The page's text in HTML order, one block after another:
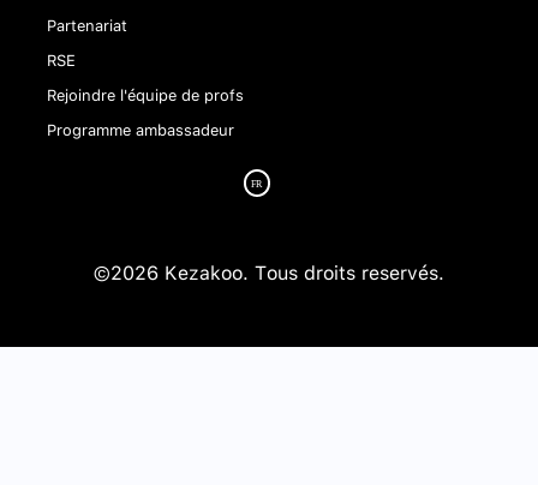
Partenariat
RSE
Rejoindre l'équipe de profs
Programme ambassadeur
©2026 Kezakoo. Tous droits reservés.